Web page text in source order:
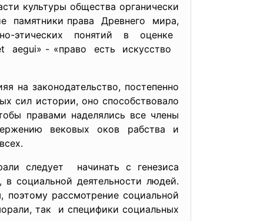
культуры общества органически
памятники права
Древнего мира,
этических понятий в оценке
aegui» - «право есть искусство
на законодательство, постепенно
сил истории, оно способствовало
правами наделялись все члены
вековых оков рабства и
следует начинать с генезиса
социальной деятельности людей.
рассмотрение социальной
так и специфики социальных